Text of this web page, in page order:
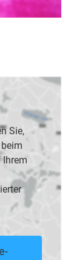
Sie,
Ihrem